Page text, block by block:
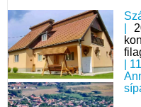
|